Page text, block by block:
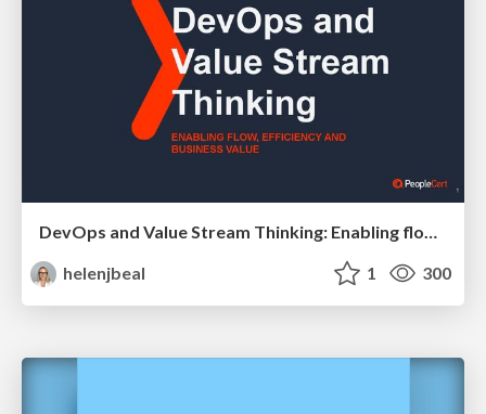
DevOps and Value Stream Thinking: Enabling flow, efficiency and business value
helenjbeal
1 300